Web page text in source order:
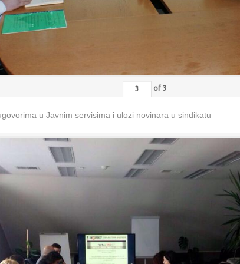
of 3
u Javnim servisima i ulozi novinara u sindikatu